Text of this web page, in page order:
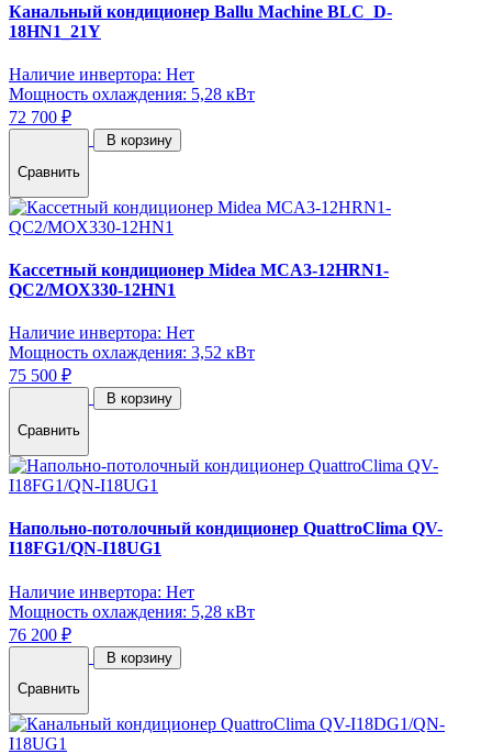
Канальный кондиционер Ballu Machine BLC_D-
18HN1_21Y
Наличие инвертора: Нет
Мощность охлаждения: 5,28 кВт
72 700 ₽
Сравнить
В корзину
Кассетный кондиционер Midea MCA3-12HRN1-
QC2/MOX330-12HN1
Наличие инвертора: Нет
Мощность охлаждения: 3,52 кВт
75 500 ₽
Сравнить
В корзину
Напольно-потолочный кондиционер QuattroClima QV-
I18FG1/QN-I18UG1
Наличие инвертора: Нет
Мощность охлаждения: 5,28 кВт
76 200 ₽
Сравнить
В корзину